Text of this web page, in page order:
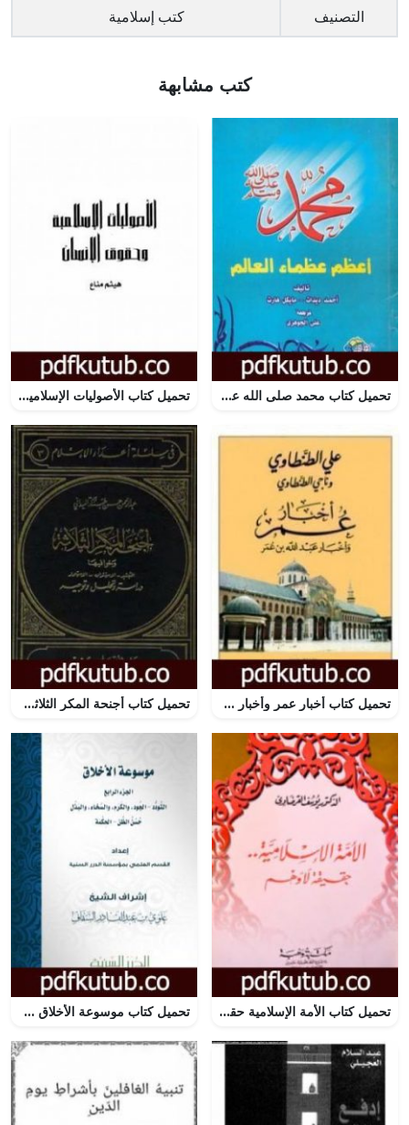
التصنيف كتب إسلامية
كتب مشابهة
تحميل كتاب محمد صلى الله عليه وسلم أعظم عظماء العالم PDF تأليف أحمد ديدات مجانا [كامل] تحميل كتاب الأصوليات الإسلامية وحقوق الإنسان PDF تأليف هيثم مناع مجانا [كامل]
تحميل كتاب أخبار عمر وأخبار عبد الله بن عمر PDF تأليف علي الطنطاوي مجانا [كامل] تحميل كتاب أجنحة المكر الثلاثة وخوافيها التبشير الاستشراق الاستعمار: دراسة وتحليل وتوجيه PDF تأليف عبد الرحمن حبنكة الميداني مجانا [كامل]
تحميل كتاب الأمة الإسلامية حقيقة لا وهم PDF تأليف يوسف القرضاوي مجانا [كامل] تحميل كتاب موسوعة الأخلاق – الجزء الرابع PDF تأليف مجموعة من المؤلفين مجانا [كامل]